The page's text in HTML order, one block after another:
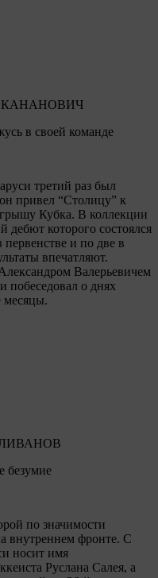
КАНАНОВИЧ
в своей команде
третий раз был
привел “Столицу” к
Кубка. В коллекции
дебют которого состоялся
и по две в
впечатляют.
Валерьевичем
побеседовал о днях
безумие
по значимости
внутреннем фронте. C
носит имя
Руслана Салея, а